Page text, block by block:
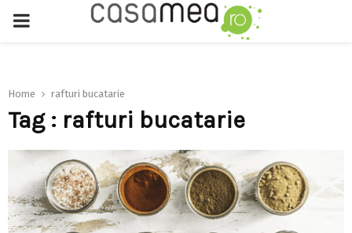
PRIMARY
Home rafturi bucatarie
Tag : rafturi bucatarie